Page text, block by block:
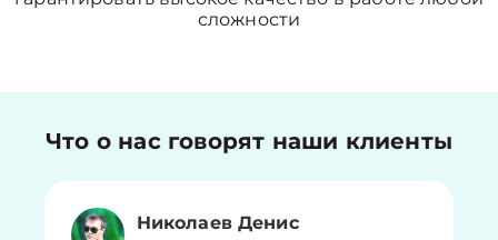
сложности
Что о нас говорят наши клиенты
Николаев Денис